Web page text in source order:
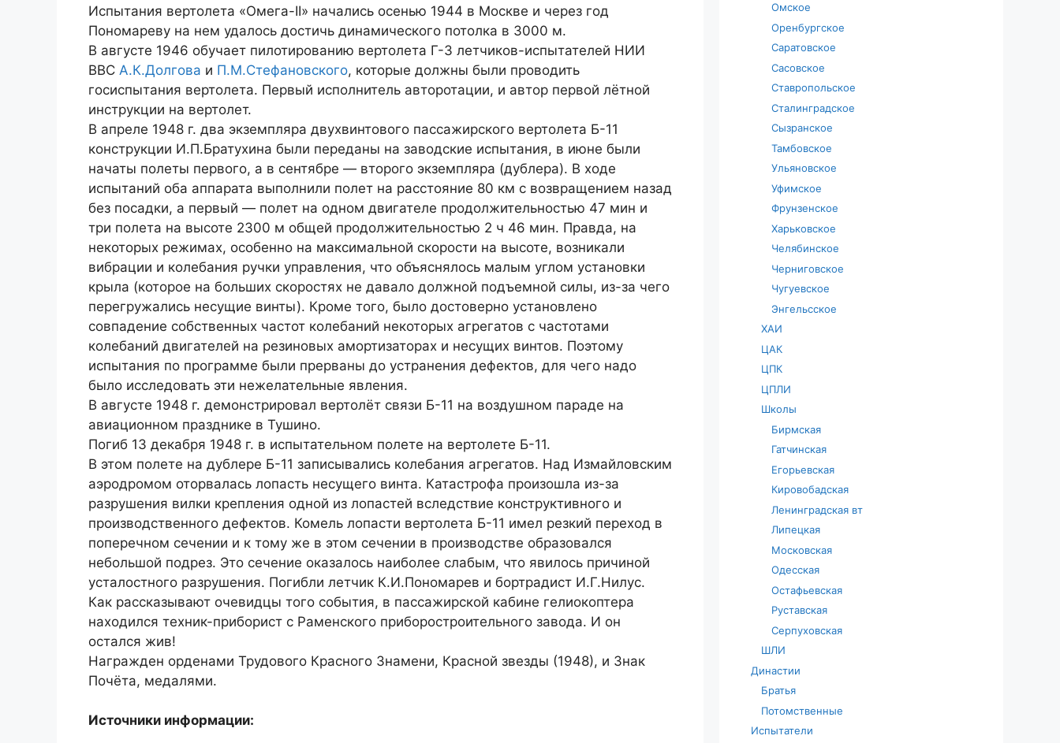
Испытания вертолета «Омега-II» начались осенью 1944 в Москве и через год
Пономареву на нем удалось достичь динамического потолка в 3000 м.
В августе 1946 обучает пилотированию вертолета Г-3 летчиков-испытателей НИИ
ВВС А.К.Долгова и П.М.Стефановского, которые должны были проводить
госиспытания вертолета. Первый исполнитель авторотации, и автор первой лётной
инструкции на вертолет.
В апреле 1948 г. два экземпляра двухвинтового пассажирского вертолета Б-11
конструкции И.П.Братухина были переданы на заводские испытания, в июне были
начаты полеты первого, а в сентябре — второго экземпляра (дублера). В ходе
испытаний оба аппарата выполнили полет на расстояние 80 км с возвращением назад
без посадки, а первый — полет на одном двигателе продолжительностью 47 мин и
три полета на высоте 2300 м общей продолжительностью 2 ч 46 мин. Правда, на
некоторых режимах, особенно на максимальной скорости на высоте, возникали
вибрации и колебания ручки управления, что объяснялось малым углом установки
крыла (которое на больших скоростях не давало должной подъемной силы, из-за чего
перегружались несущие винты). Кроме того, было достоверно установлено
совпадение собственных частот колебаний некоторых агрегатов с частотами
колебаний двигателей на резиновых амортизаторах и несущих винтов. Поэтому
испытания по программе были прерваны до устранения дефектов, для чего надо
было исследовать эти нежелательные явления.
В августе 1948 г. демонстрировал вертолёт связи Б-11 на воздушном параде на
авиационном празднике в Тушино.
Погиб 13 декабря 1948 г. в испытательном полете на вертолете Б-11.
В этом полете на дублере Б-11 записывались колебания агрегатов. Над Измайловским
аэродромом оторвалась лопасть несущего винта. Катастрофа произошла из-за
разрушения вилки крепления одной из лопастей вследствие конструктивного и
производственного дефектов. Комель лопасти вертолета Б-11 имел резкий переход в
поперечном сечении и к тому же в этом сечении в производстве образовался
небольшой подрез. Это сечение оказалось наиболее слабым, что явилось причиной
усталостного разрушения. Погибли летчик К.И.Пономарев и бортрадист И.Г.Нилус.
Как рассказывают очевидцы того события, в пассажирской кабине гелиокоптера
находился техник-приборист с Раменского приборостроительного завода. И он
остался жив!
Награжден орденами Трудового Красного Знамени, Красной звезды (1948), и Знак
Почёта, медалями.
Источники информации:
Омское
Оренбургское
Саратовское
Сасовское
Ставропольское
Сталинградское
Сызранское
Тамбовское
Ульяновское
Уфимское
Фрунзенское
Харьковское
Челябинское
Черниговское
Чугуевское
Энгельсское
ХАИ
ЦАК
ЦПК
ЦПЛИ
Школы
Бирмская
Гатчинская
Егорьевская
Кировобадская
Ленинградская вт
Липецкая
Московская
Одесская
Остафьевская
Руставская
Серпуховская
ШЛИ
Династии
Братья
Потомственные
Испытатели